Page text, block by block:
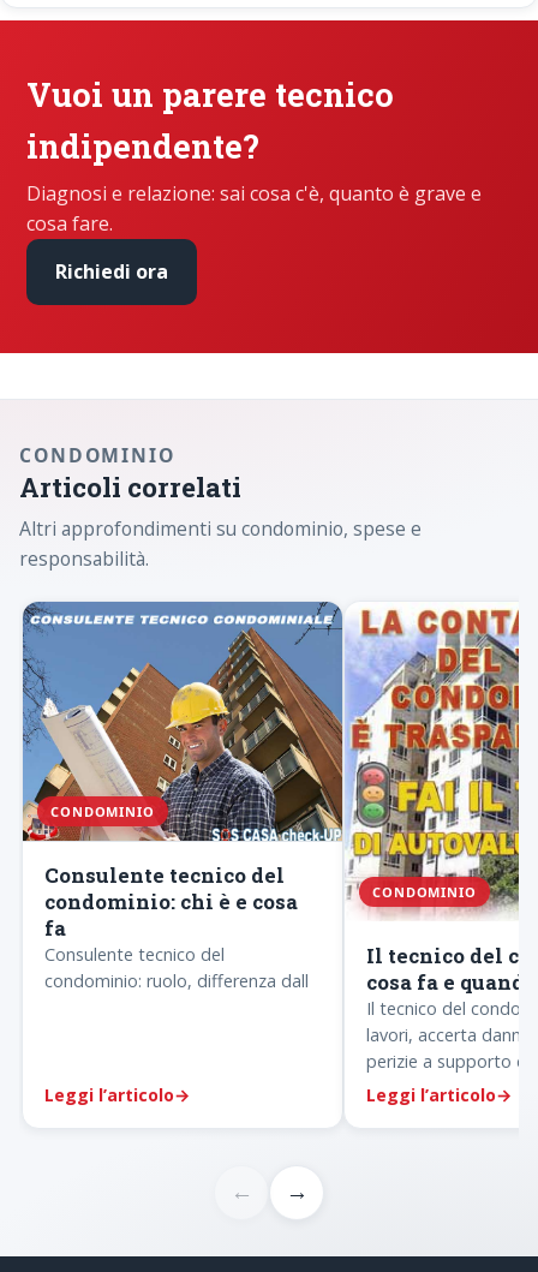
Vuoi un parere tecnico
indipendente?
Diagnosi e relazione: sai cosa c'è, quanto è grave e
cosa fare.
Richiedi ora
CONDOMINIO
Articoli correlati
Altri approfondimenti su condominio, spese e
responsabilità.
CONDOMINIO
Consulente tecnico del
condominio: chi è e cosa
fa
Consulente tecnico del
condominio: ruolo, differenza dall
Leggi l’articolo→
CONDOMINIO
Il tecnico del
cosa fa e
Il tecnico del
lavori, accerta danni
perizie a supporto di
contenzioso.
Leggi l’articolo→
← →